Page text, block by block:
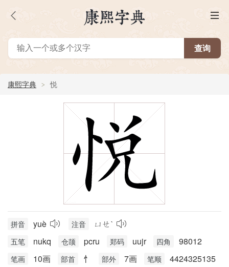
康熙字典 悦
拼音 yuè 注音 ㄩㄝˋ
五笔 nukq 仓颉 pcru 郑码 uujr 四角 98012
笔画 10画 部首 忄 部外 7画 笔顺 4424325135